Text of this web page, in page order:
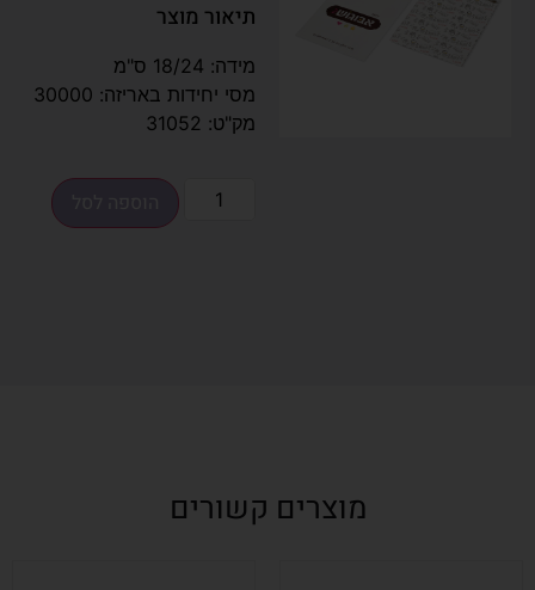
תיאור מוצר
מידה: 18/24 ס"מ
מסי יחידות באריזה: 30000
מק"ט: 31052
מוצרים קשורים